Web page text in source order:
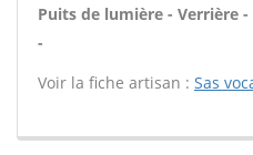
Puits de lumière - Verrière
-
Voir la fiche artisan : Sas